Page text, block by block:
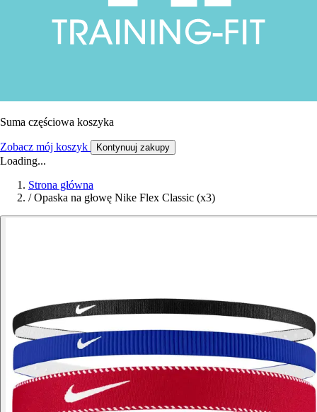
Suma częściowa koszyka
Zobacz mój koszyk Kontynuuj zakupy
Loading...
Strona główna
/ Opaska na głowę Nike Flex Classic (x3)